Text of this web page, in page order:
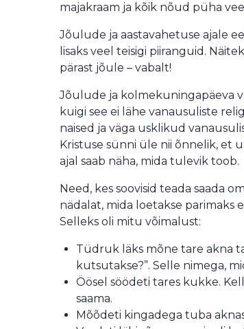
majakraam ja kõik nõud püha
Jõulude ja aastavahetuse ajale
lisaks veel teisigi piiranguid.
pärast jõule – vabalt!
Jõulude ja kolmekuningapäeva
kuigi see ei lähe vanausuliste
naised ja väga usklikud
Kristuse sünni üle nii õnnelik, et
ajal saab näha, mida tulevik toob.
Need, kes soovisid teada saada
nädalat, mida loetakse parimaks
Selleks oli mitu võimalust:
Tüdruk läks mõne tare akna
kutsutakse?”. Selle nimega,
Öösel söödeti tares kukke.
saama.
Mõõdeti kingadega tuba